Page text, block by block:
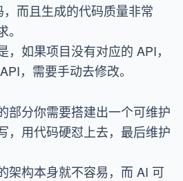
而且生成的代码质量非常
如果项目没有对应的 API，
，需要手动去修改。
部分你需要搭建出一个可维护
，用代码硬怼上去，最后维护
架构本身就不容易，而 AI 可